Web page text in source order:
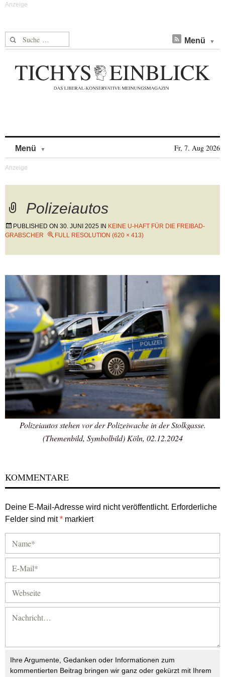
Suche nach: Menü
Menü Fr, 7. Aug 2026
Polizeiautos
PUBLISHED ON 30. JUNI 2025 IN KEINE U-HAFT FÜR DIE FREIBAD-
GRABSCHER
FULL RESOLUTION (620 × 413)
Polizeiautos stehen vor der Polizeiwache in der Stolkgasse.
(Themenbild, Symbolbild) Köln, 02.12.2024
KOMMENTARE
Deine E-Mail-Adresse wird nicht veröffentlicht. Erforderliche
Felder sind mit* markiert
Ihre Argumente, Gedanken oder Informationen zum
kommentierten Beitrag bringen wir ganz oder gekürzt mit Ihrem